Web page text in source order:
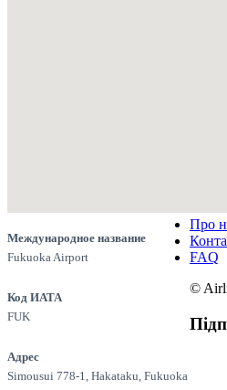
Международное название
Fukuoka Airport
Код ИАТА
FUK
Адрес
Simousui 778-1, Hakataku, Fukuoka
Про
FAQ
©